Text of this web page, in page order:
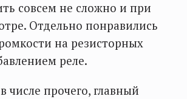
совсем не сложно и при
Отдельно понравились
на резисторных
реле.
числе прочего, главный